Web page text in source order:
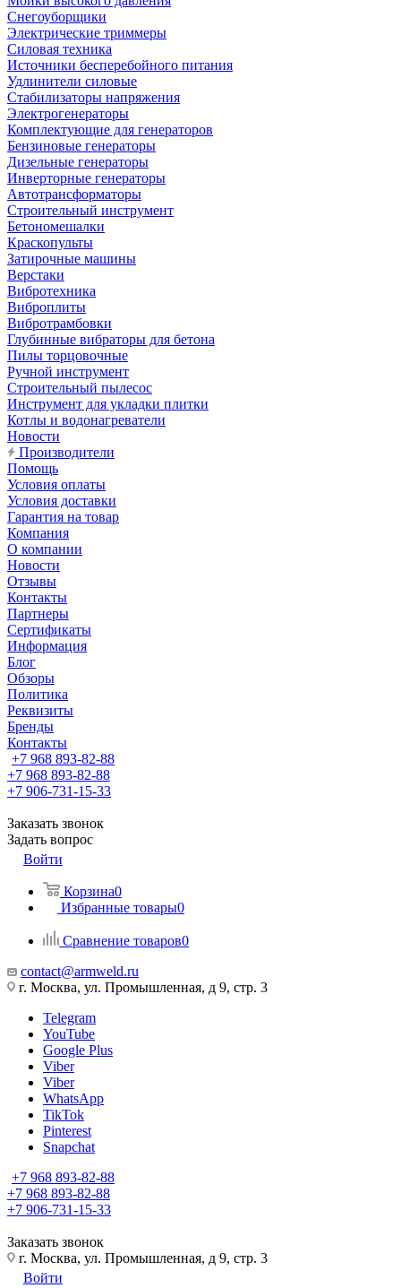
Снегоуборщики
Электрические триммеры
Силовая техника
Источники бесперебойного питания
Удлинители силовые
Стабилизаторы напряжения
Электрогенераторы
Комплектующие для генераторов
Бензиновые генераторы
Дизельные генераторы
Инверторные генераторы
Автотрансформаторы
Строительный инструмент
Бетономешалки
Краскопульты
Затирочные машины
Верстаки
Вибротехника
Виброплиты
Вибротрамбовки
Глубинные вибраторы для бетона
Пилы торцовочные
Ручной инструмент
Строительный пылесос
Инструмент для укладки плитки
Котлы и водонагреватели
Новости
Производители
Помощь
Условия оплаты
Условия доставки
Гарантия на товар
Компания
О компании
Новости
Отзывы
Контакты
Партнеры
Сертификаты
Информация
Блог
Обзоры
Политика
Реквизиты
Бренды
Контакты
+7 968 893-82-88
+7 968 893-82-88
+7 906-731-15-33
Заказать звонок
Задать вопрос
Войти
Корзина0
Избранные товары0
Сравнение товаров0
contact@armweld.ru
г. Москва, ул. Промышленная, д 9, стр. 3
Telegram
YouTube
Google Plus
Viber
Viber
WhatsApp
TikTok
Pinterest
Snapchat
+7 968 893-82-88
+7 968 893-82-88
+7 906-731-15-33
Заказать звонок
г. Москва, ул. Промышленная, д 9, стр. 3
Войти